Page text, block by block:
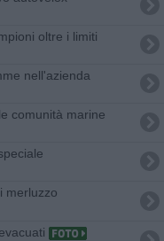
oltre i limiti
nell'azienda
comunità marine
merluzzo